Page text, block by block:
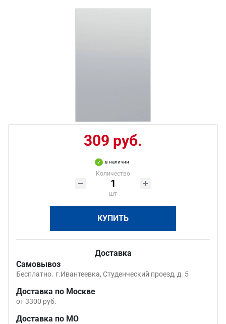
309 руб.
в наличии
Количество
шт
КУПИТЬ
Доставка
Самовывоз
Бесплатно. г.Ивантеевка, Студенческий проезд, д. 5
Доставка по Москве
от 3300 руб.
Доставка по МО